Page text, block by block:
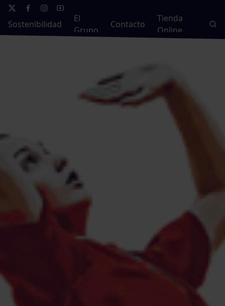
Sostenibilidad
El
Grupo
Contacto
Tienda
Online